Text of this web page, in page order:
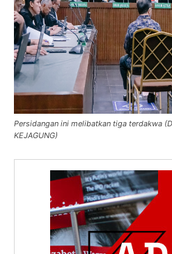
Persidangan ini melibatkan tiga terdakwa
KEJAGUNG)